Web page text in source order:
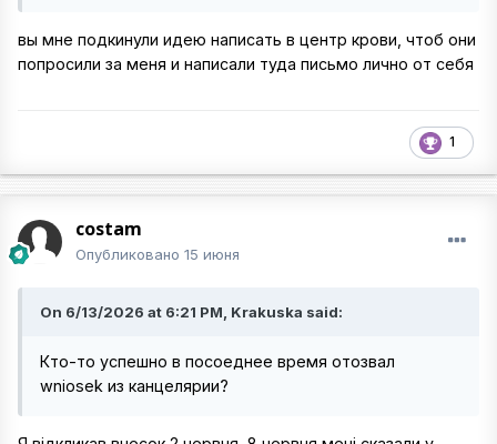
вы мне подкинули идею написать в центр крови, чтоб они
попросили за меня и написали туда письмо лично от себя
1
costam
Опубликовано 15 июня
On 6/13/2026 at 6:21 PM, Krakuska said:
Кто-то успешно в посоеднее время отозвал
wniosek из канцелярии?